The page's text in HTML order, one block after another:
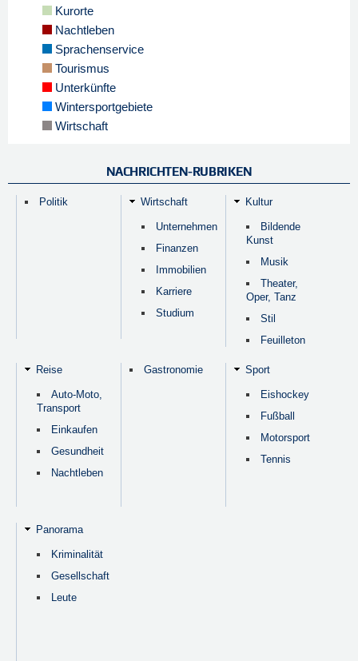
Kurorte
Nachtleben
Sprachenservice
Tourismus
Unterkünfte
Wintersportgebiete
Wirtschaft
NACHRICHTEN-RUBRIKEN
Politik Wirtschaft
Unternehmen
Finanzen
Immobilien
Karriere
Studium
Kultur
Bildende
Kunst
Musik
Theater,
Oper, Tanz
Stil
Feuilleton
Reise
Auto-Moto,
Transport
Einkaufen
Gesundheit
Nachtleben
Gastronomie Sport
Eishockey
Fußball
Motorsport
Tennis
Panorama
Kriminalität
Gesellschaft
Leute